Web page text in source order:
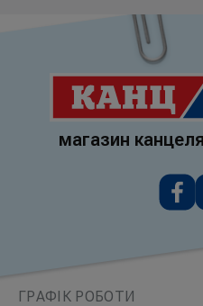
магазин
ГРАФІК РОБОТИ